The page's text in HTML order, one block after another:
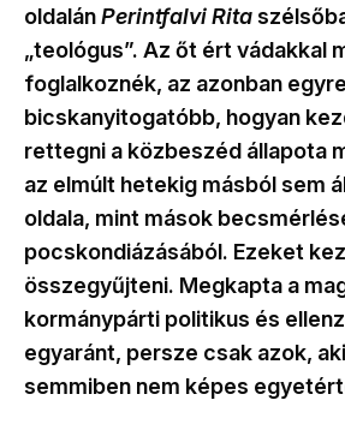
oldalánPerintfalvi Rita
„teológus”. Az őt ért vádakkal
foglalkoznék, az azonban egyre
bicskanyitogatóbb, hogyan
rettegni a közbeszéd állapota
az elmúlt hetekig másból sem
oldala, mint mások
pocskondiázásából. Ezeket
összegyűjteni. Megkapta a
kormánypárti politikus és
egyaránt, persze csak azok,
semmiben nem képes